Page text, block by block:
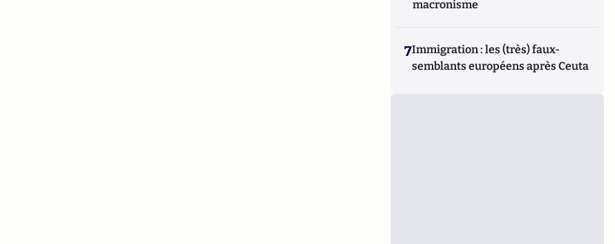
macronisme
7Immigration : les (très) faux-
semblants européens après Ceuta